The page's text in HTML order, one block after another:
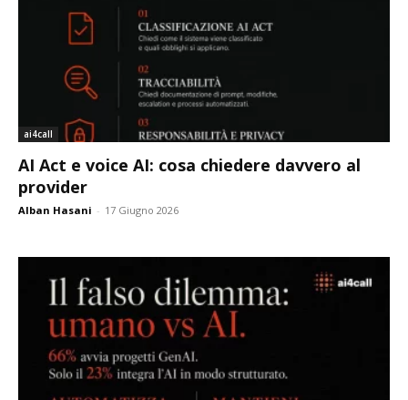
ai4call
AI Act e voice AI: cosa chiedere davvero al
provider
Alban Hasani - 17 Giugno 2026